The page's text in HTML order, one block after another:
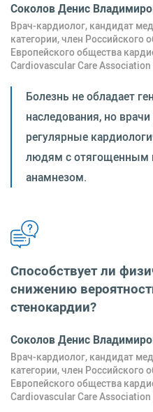
Соколов Денис
Врач-кардиолог, кандидат
категории, член Российского
Европейского общества
Cardiovascular Care Association
Болезнь не обладает
наследования, но
регулярные
людям с
анамнезом.
Способствует ли
снижению
стенокардии?
Соколов Денис
Врач-кардиолог, кандидат
категории, член Российского
Европейского общества
Cardiovascular Care Association